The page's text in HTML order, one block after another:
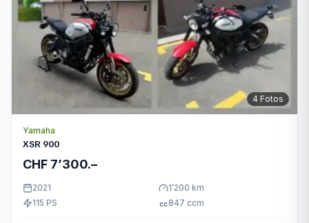
4 Fotos
Yamaha
XSR 900
CHF 7’300.–
2021 1’200 km
115 PS cc847 ccm